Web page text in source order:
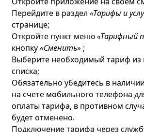
Перейдите в раздел «Тарифы и
странице;
Откройте пункт меню«Тарифный
кнопку«Сменить» ;
Выберите необходимый тариф из
списка;
Обязательно убедитесь в
на счете мобильного телефона
оплаты тарифа, в противном
будет отменено.
Подключение тарифа через